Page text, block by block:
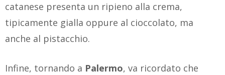
catanese presenta un ripieno alla crema,
tipicamente gialla oppure al cioccolato, ma
anche al pistacchio.
Infine, tornando a Palermo, va ricordato che